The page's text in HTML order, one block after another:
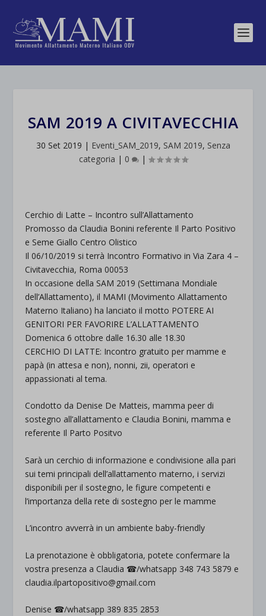
SAM 2019 A CIVITAVECCHIA
30 Set 2019 | Eventi_SAM_2019, SAM 2019, Senza
categoria | 0 |
Cerchio di Latte – Incontro sull’Allattamento
Promosso da Claudia Bonini referente Il Parto Positivo
e Seme Giallo Centro Olistico
Il 06/10/2019 si terrà Incontro Formativo in Via Zara 4 –
Civitavecchia, Roma 00053
In occasione della SAM 2019 (Settimana Mondiale
dell’Allattamento), il MAMI (Movimento Allattamento
Materno Italiano) ha lanciato il motto POTERE AI
GENITORI PER FAVORIRE L’ALLATTAMENTO
Domenica 6 ottobre dalle 16.30 alle 18.30
CERCHIO DI LATTE: Incontro gratuito per mamme e
papà (in attesa e non), nonni, zii, operatori e
appassionati al tema.
Condotto da Denise De Matteis, mamma peer di
sostegno all’allattamento e Claudia Bonini, mamma e
referente Il Parto Positvo
Sarà un cerchio di informazione e condivisione alla pari
sui temi principali dell’allattamento materno, i servizi
disponibili per il sostegno, le figure competenti e
l’importanza della rete di sostegno per le mamme
L’incontro avverrà in un ambiente baby-friendly
La prenotazione è obbligatoria, potete confermare la
vostra presenza a Claudia ☎/whatsapp 348 743 5879 e
claudia.ilpartopositivo@gmail.com
Denise ☎/whatsapp 389 835 2853